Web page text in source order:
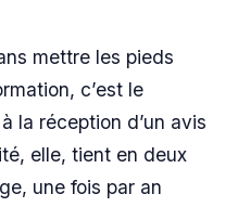
mettre les pieds
c’est le
la réception d’un avis
elle, tient en deux
une fois par an